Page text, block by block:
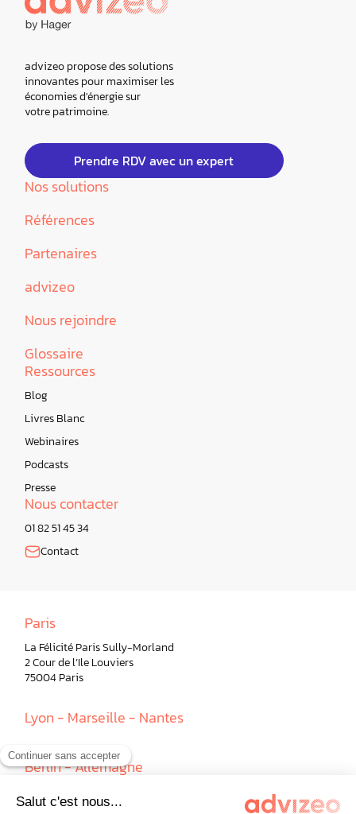
advizeo propose des solutions
innovantes pour maximiser les
économies d'énergie sur
votre patrimoine.
Prendre RDV avec un expert
Nos solutions
Références
Partenaires
advizeo
Nous rejoindre
Glossaire
Ressources
Blog
Livres Blanc
Webinaires
Podcasts
Presse
Nous contacter
01 82 51 45 34
Contact
Paris
La Félicité Paris Sully-Morland
2 Cour de l’Ile Louviers
75004 Paris
Lyon - Marseille - Nantes
Berlin - Allemagne